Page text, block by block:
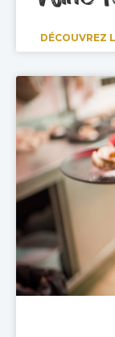
DÉCOUVREZ